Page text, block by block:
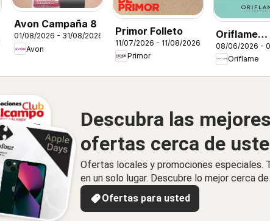
Avon Campaña 8
01/08/2026 - 31/08/2026
Avon
Primor Folleto
11/07/2026 - 11/08/2026
Primor
Oriflame
Catálogo
Rewards
08/06/2026 -
Oriflame
Descubra las mejores
ofertas cerca de
Ofertas locales y promociones especiales.
en un solo lugar. Descubre lo mejor cerca
Ofertas para usted